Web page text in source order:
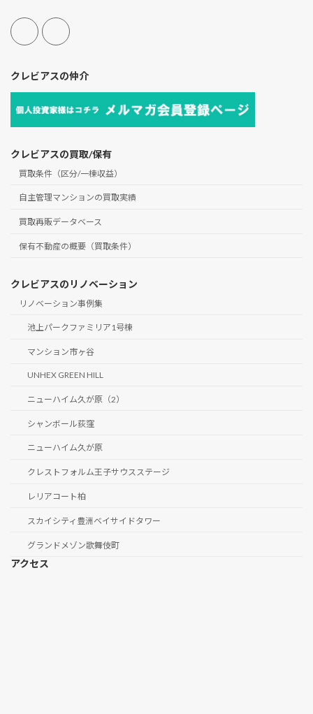
クレビアスの仲介
クレビアスの買取/保有
買取条件（区分/一棟収益）
自主管理マンションの買取実績
買取再販データベース
保有不動産の概要（買取条件）
クレビアスのリノベーション
リノベーション事例集
池上パークファミリア1号棟
マンション市ヶ谷
UNHEX GREEN HILL
ニューハイム久が原（2）
シャンボール荻窪
ニューハイム久が原
クレストフォルム王子サウスステージ
レリアコート柏
スカイシティ豊洲ベイサイドタワー
グランドメゾン歌舞伎町
アクセス